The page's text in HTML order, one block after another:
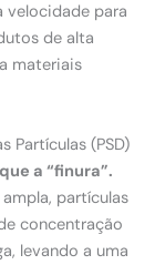
velocidade para
de alta
materiais
Partículas (PSD)
a “finura”.
partículas
concentração
levando a uma